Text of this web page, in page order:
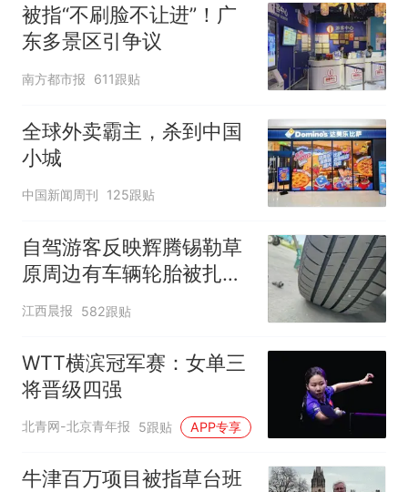
被指“不刷脸不让进”！广
东多景区引争议
南方都市报 611跟贴
全球外卖霸主，杀到中国
小城
中国新闻周刊 125跟贴
自驾游客反映辉腾锡勒草
原周边有车辆轮胎被扎，
修理店铺换胎价格高达千
元，官方发布情况通报
江西晨报 582跟贴
WTT横滨冠军赛：女单三
将晋级四强
北青网-北京青年报 5跟贴 APP专享
牛津百万项目被指草台班